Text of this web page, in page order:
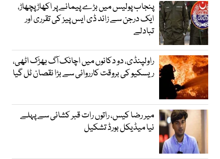
پنجاب پولیس میں بڑے پیمانے پر اکھاڑ پچھاڑ،
ایک درجن سے زائد ڈی ایس پیز کی تقرری اور
تبادلے
راولپنڈی، دو دکانوں میں اچانک آگ بھڑک اٹھی،
ریسکیو کی بروقت کارروائی سے بڑا نقصان ٹل گیا
میر رضا کیس، راتوں رات قبر کشائی سے پہلے
نیا میڈیکل بورڈ تشکیل